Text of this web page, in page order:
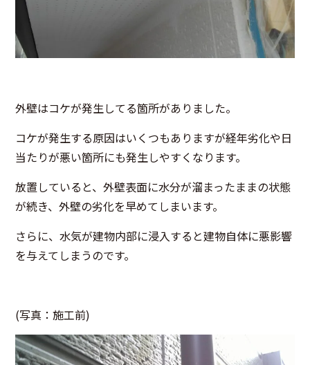
外壁はコケが発生してる箇所がありました。
コケが発生する原因はいくつもありますが経年劣化や日
当たりが悪い箇所にも発生しやすくなります。
放置していると、外壁表面に水分が溜まったままの状態
が続き、外壁の劣化を早めてしまいます。
さらに、水気が建物内部に浸入すると建物自体に悪影響
を与えてしまうのです。
(写真：施工前)